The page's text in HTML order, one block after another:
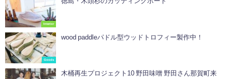
Interior
Goods
wood paddleパドル型ウッドトロフィー製作中！
木桶再生プロジェクト10 野田味噌 野田さん那賀町来